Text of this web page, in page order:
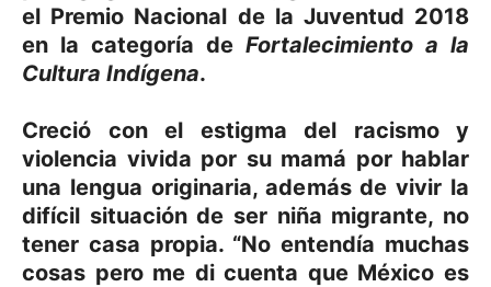
el Premio Nacional de la Juventud 2018
en la categoría de Fortalecimiento a la
Cultura Indígena.
Creció con el estigma del racismo y
violencia vivida por su mamá por hablar
una lengua originaria, además de vivir la
difícil situación de ser niña migrante, no
tener casa propia. “No entendía muchas
cosas pero me di cuenta que México es